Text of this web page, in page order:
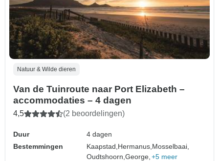
Natuur & Wilde dieren
Van de Tuinroute naar Port Elizabeth –
accommodaties – 4 dagen
4,5 (2 beoordelingen)
Duur
4 dagen
Bestemmingen
Kaapstad, Hermanus, Mosselbaai,
Oudtshoorn,George, +5 meer